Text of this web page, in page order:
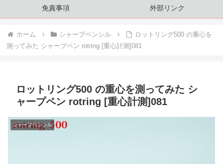
免責事項 外部リンク
ホーム シャープペンシル
ロットリング500 の重心を
測ってみた シャープペン rotring [重心計測]081
ロットリング500 の重心を測ってみた シ
ャープペン rotring [重心計測]081
シャープペンシル